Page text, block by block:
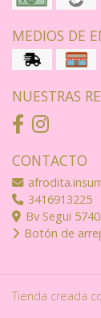
MEDIOS DE
NUESTRAS
CONTACTO
3416913225
Bv Segui 5740
Botón de
Tienda creada